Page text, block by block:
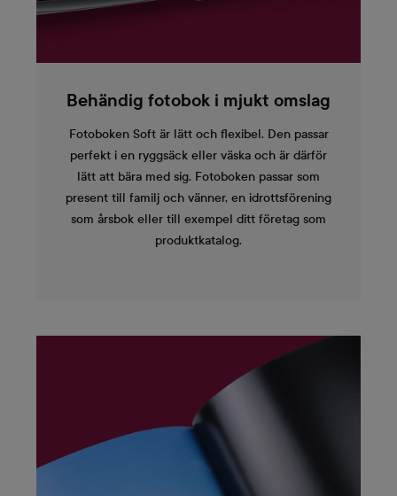
Behändig fotobok i mjukt omslag
Fotoboken Soft är lätt och flexibel. Den passar
perfekt i en ryggsäck eller väska och är därför
lätt att bära med sig. Fotoboken passar som
present till familj och vänner, en idrottsförening
som årsbok eller till exempel ditt företag som
produktkatalog.